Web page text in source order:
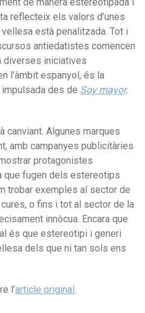
reflecteix els valors d’unes
està penalitzada. Tot i
antiedatistes comencen
diverses iniciatives
l’àmbit espanyol, és la
impulsada des de Soy mayor,
canviant. Algunes marques
amb campanyes publicitàries
protagonistes
que fugen dels estereotips
trobar exemples al sector de
cures, o fins i tot al sector de la
innòcua. Encara que
és que estereotipi i generi
dels que ni tan sols ens
l’article original .